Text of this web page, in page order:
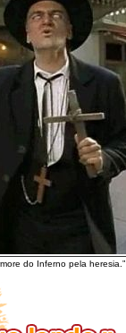
do Inferno pela heresia.”